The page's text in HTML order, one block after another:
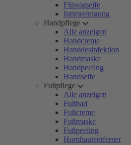
Flüssigseife
Intimreinigung
Handpflege
Alle anzeigen
Handcreme
Handdesinfektion
Handmaske
Handpeeling
Handseife
Fußpflege
Alle anzeigen
Fußbad
Fußcreme
Fußmaske
Fußpeeling
Hornhautentferner